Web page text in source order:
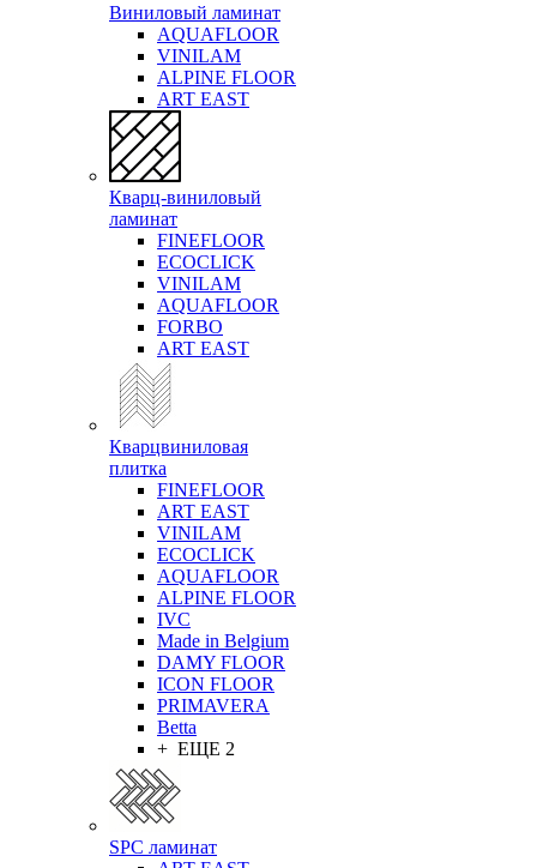
Виниловый ламинат
AQUAFLOOR
VINILAM
ALPINE FLOOR
ART EAST
Кварц-виниловый
ламинат
FINEFLOOR
ECOCLICK
VINILAM
AQUAFLOOR
FORBO
ART EAST
Кварцвиниловая
плитка
FINEFLOOR
ART EAST
VINILAM
ECOCLICK
AQUAFLOOR
ALPINE FLOOR
IVC
Made in Belgium
DAMY FLOOR
ICON FLOOR
PRIMAVERA
Betta
+ ЕЩЕ 2
SPC ламинат